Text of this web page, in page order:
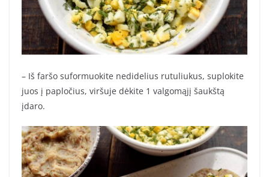
– Iš faršo suformuokite nedidelius rutuliukus, suplokite
juos į papločius, viršuje dėkite 1 valgomąjį šaukštą
įdaro.